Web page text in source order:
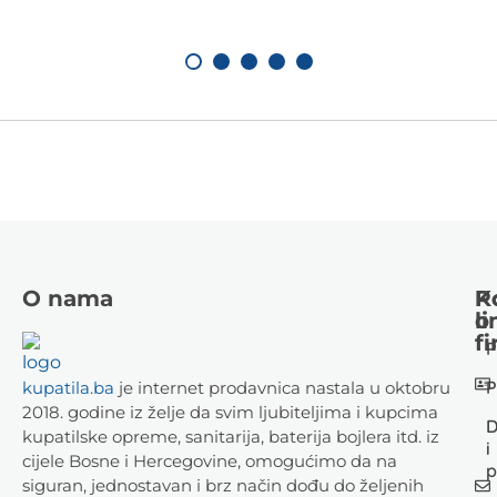
O nama
kupatila.ba je internet prodavnica nastala u oktobru
2018. godine iz želje da svim ljubiteljima i kupcima
kupatilske opreme, sanitarija, baterija bojlera itd. iz
cijele Bosne i Hercegovine, omogućimo da na
siguran, jednostavan i brz način dođu do željenih
i
o